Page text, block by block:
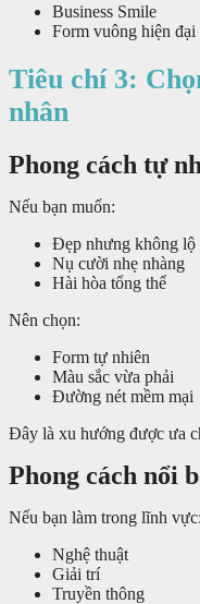
Business Smile
Form vuông hiện đại
Tiêu chí 3:
nhân
Phong cách tự
Nếu bạn muốn:
Đẹp nhưng không lộ
Nụ cười nhẹ nhàng
Hài hòa tổng thể
Nên chọn:
Form tự nhiên
Màu sắc vừa phải
Đường nét mềm mại
Đây là xu hướng được ưa
Phong cách nổi
Nếu bạn làm trong lĩnh vực:
Nghệ thuật
Giải trí
Truyền thông